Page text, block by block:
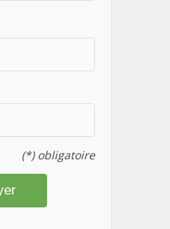
(*) obligatoire